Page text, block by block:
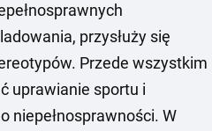
przysłuży się
Przede wszystkim
uprawianie sportu i
niepełnosprawności. W